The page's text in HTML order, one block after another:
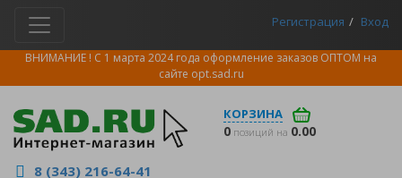
Регистрация Вход
ВНИМАНИЕ ! С 1 марта 2024 года оформление заказов ОПТОМ на
сайте opt.sad.ru
КОРЗИНА
0 позиций на 0.00
8 (343) 216-64-41